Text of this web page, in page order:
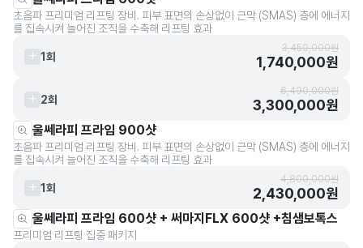
초음파 프리미엄 리프팅 장비. 피부 표면의 손상없이 근막 (SMAS) 층에 에너지
를 집속시켜 늘어진 조직을 수축해 리프팅 효과
1회
3,450,000원
1,740,000원
2회
6,490,000원
3,300,000원
울쎄라피 프라임 900샷
초음파 프리미엄 리프팅 장비. 피부 표면의 손상없이 근막 (SMAS) 층에 에너지
를 집속시켜 늘어진 조직을 수축해 리프팅 효과
1회
4,800,000원
2,430,000원
울쎄라피 프라임 600샷 + 써마지FLX 600샷 +침샘보톡스
프리미엄 리프팅 집중 패키지